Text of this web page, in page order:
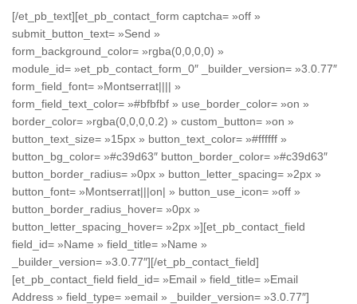
[/et_pb_text][et_pb_contact_form captcha= »off »
submit_button_text= »Send »
form_background_color= »rgba(0,0,0,0) »
module_id= »et_pb_contact_form_0″ _builder_version= »3.0.77″
form_field_font= »Montserrat|||| »
form_field_text_color= »#bfbfbf » use_border_color= »on »
border_color= »rgba(0,0,0,0.2) » custom_button= »on »
button_text_size= »15px » button_text_color= »#ffffff »
button_bg_color= »#c39d63″ button_border_color= »#c39d63″
button_border_radius= »0px » button_letter_spacing= »2px »
button_font= »Montserrat|||on| » button_use_icon= »off »
button_border_radius_hover= »0px »
button_letter_spacing_hover= »2px »][et_pb_contact_field
field_id= »Name » field_title= »Name »
_builder_version= »3.0.77″][/et_pb_contact_field]
[et_pb_contact_field field_id= »Email » field_title= »Email
Address » field_type= »email » _builder_version= »3.0.77″]